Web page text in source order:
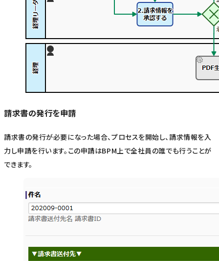
請求書の発行を申請
請求書の発行が必要になった場合、プロセスを開始し、請求情報を入
力し申請を行います。この申請はBPM上で全社員の誰でも行うことが
できます。